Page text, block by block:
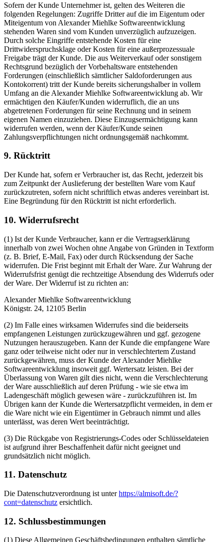
Sofern der Kunde Unternehmer ist, gelten des Weiteren die
folgenden Regelungen: Zugriffe Dritter auf die im Eigentum oder
Miteigentum von Alexander Miehlke Softwareentwicklung
stehenden Waren sind vom Kunden unverzüglich aufzuzeigen.
Durch solche Eingriffe entstehende Kosten für eine
Drittwiderspruchsklage oder Kosten für eine außerprozessuale
Freigabe trägt der Kunde. Die aus Weiterverkauf oder sonstigem
Rechtsgrund bezüglich der Vorbehaltsware entstehenden
Forderungen (einschließlich sämtlicher Saldoforderungen aus
Kontokorrent) tritt der Kunde bereits sicherungshalber in vollem
Umfang an die Alexander Miehlke Softwareentwicklung ab. Wir
ermächtigen den Käufer/Kunden widerruflich, die an uns
abgetretenen Forderungen für seine Rechnung und in seinem
eigenen Namen einzuziehen. Diese Einzugsermächtigung kann
widerrufen werden, wenn der Käufer/Kunde seinen
Zahlungsverpflichtungen nicht ordnungsgemäß nachkommt.
9. Rücktritt
Der Kunde hat, sofern er Verbraucher ist, das Recht, jederzeit bis
zum Zeitpunkt der Auslieferung der bestellten Ware vom Kauf
zurückzutreten, sofern nicht schriftlich etwas anderes vereinbart ist.
Eine Begründung für den Rücktritt ist nicht erforderlich.
10. Widerrufsrecht
(1) Ist der Kunde Verbraucher, kann er die Vertragserklärung
innerhalb von zwei Wochen ohne Angabe von Gründen in Textform
(z. B. Brief, E-Mail, Fax) oder durch Rücksendung der Sache
widerrufen. Die Frist beginnt mit Erhalt der Ware. Zur Wahrung der
Widerrufsfrist genügt die rechtzeitige Absendung des Widerrufs oder
der Ware. Der Widerruf ist zu richten an:
Alexander Miehlke Softwareentwicklung
Königstr. 24, 12105 Berlin
(2) Im Falle eines wirksamen Widerrufes sind die beiderseits
empfangenen Leistungen zurückzugewähren und ggf. gezogene
Nutzungen herauszugeben. Kann der Kunde die empfangene Ware
ganz oder teilweise nicht oder nur in verschlechtertem Zustand
zurückgewähren, muss der Kunde der Alexander Miehlke
Softwareentwicklung insoweit ggf. Wertersatz leisten. Bei der
Überlassung von Waren gilt dies nicht, wenn die Verschlechterung
der Ware ausschließlich auf deren Prüfung - wie sie etwa im
Ladengeschäft möglich gewesen wäre - zurückzuführen ist. Im
Übrigen kann der Kunde die Wertersatzpflicht vermeiden, in dem er
die Ware nicht wie ein Eigentümer in Gebrauch nimmt und alles
unterlässt, was deren Wert beeinträchtigt.
(3) Die Rückgabe von Registrierungs-Codes oder Schlüsseldateien
ist aufgrund ihrer Beschaffenheit dafür nicht geeignet und
grundsätzlich nicht möglich.
11. Datenschutz
Die Datenschutzverordnung ist unterhttps://almisoft.de/?
cont=datenschutz ersichtlich.
12. Schlussbestimmungen
(1) Diese Allgemeinen Geschäftsbedingungen enthalten sämtliche